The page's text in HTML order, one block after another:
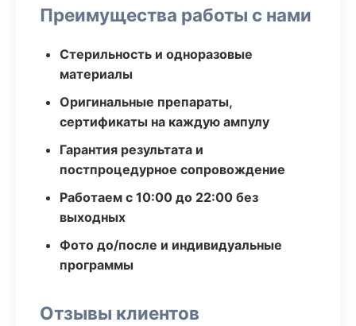
Преимущества работы с нами
Стерильность и одноразовые
материалы
Оригинальные препараты,
сертификаты на каждую ампулу
Гарантия результата и
постпроцедурное сопровождение
Работаем с 10:00 до 22:00 без
выходных
Фото до/после и индивидуальные
программы
Отзывы клиентов